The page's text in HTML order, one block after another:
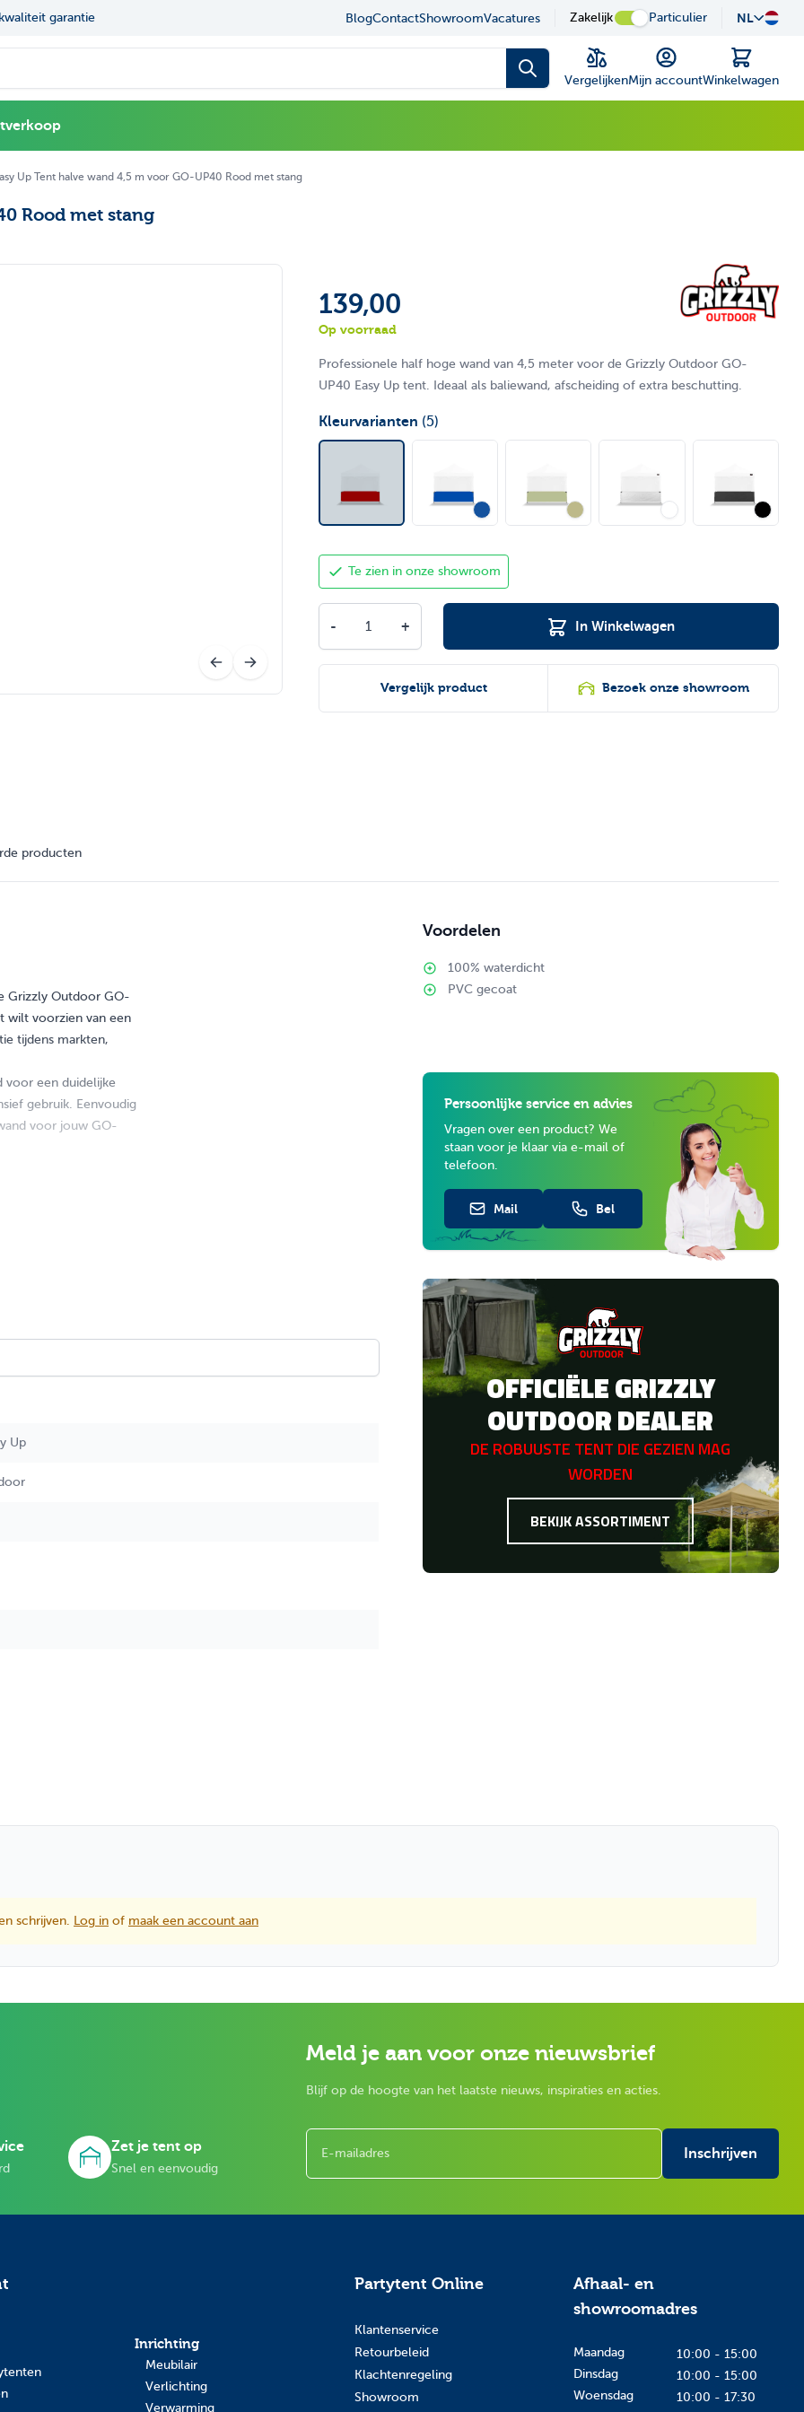
Navigating through the elements of the carousel is possible using the tab key.You can skip the
in onze showroom Deskundig en eerlijk advies
BlogContactShowroomVacatures Zakelijk Particulier NL
VergelijkenMijn account
Winkelwagen
Winkelwagen
Up Tent halve wand 4,5 m voor GO-UP40 Rood met stang
Rood met stang
139,00
Op voorraad
Professionele half hoge wand van 4,5 meter voor de Grizzly Outdoor GO-
UP40 Easy Up tent. Ideaal als baliewand, afscheiding of extra beschutting.
Kleurvarianten (5)
Te zien in onze showroom
- + In Winkelwagen
Vergelijk product Bezoek onze showroom
producten
Grizzly Outdoor GO-
wilt voorzien van een
tijdens markten,
voor een duidelijke
gebruik. Eenvoudig
voor jouw GO-
Up
Voordelen
100% waterdicht
PVC gecoat
Persoonlijke service en advies
Vragen over een product? We
staan voor je klaar via e-mail of
telefoon.
Mail Bel
OFFICIËLE GRIZZLY
OUTDOOR DEALER
DE ROBUUSTE TENT DIE GEZIEN MAG
WORDEN
BEKIJK ASSORTIMENT
schrijven. Log in of maak een account aan
Zet je tent op
Snel en eenvoudig
Meld je aan voor onze nieuwsbrief
Blijf op de hoogte van het laatste nieuws, inspiraties en acties.
E-mailadres
Inschrijven
Inrichting
Meubilair
Verlichting
Verwarming
Partytent Online
Klantenservice
Retourbeleid
Klachtenregeling
Showroom
Afhaal- en
showroomadres
Maandag
10:00 - 15:00
Dinsdag
10:00 - 15:00
Woensdag
10:00 - 17:30